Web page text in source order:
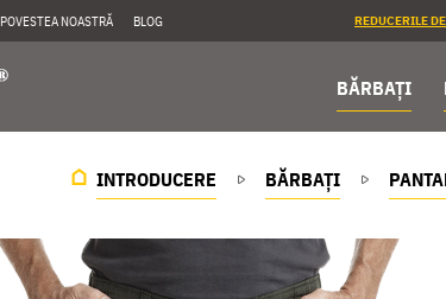
POVESTEA NOASTRĂ BLOG REDUCERILE
BĂRBAȚI
INTRODUCERE BĂRBAȚI